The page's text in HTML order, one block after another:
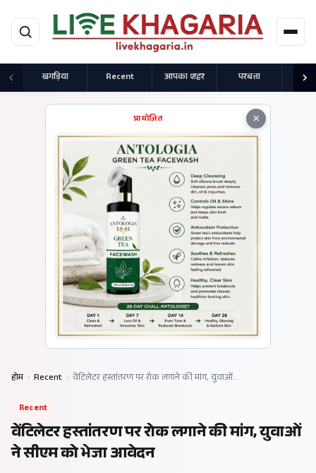
मुख्य सामग्री पर जाएं
खगड़िया Recent आपका शहर परबत्ता
×
प्रायोजित
होम › Recent › वेंटिलेटर हस्तांतरण पर रोक लगाने की मांग, युवाओं…
Recent
वेंटिलेटर हस्तांतरण पर रोक लगाने की मांग, युवाओं
ने सीएम को भेजा आवेदन